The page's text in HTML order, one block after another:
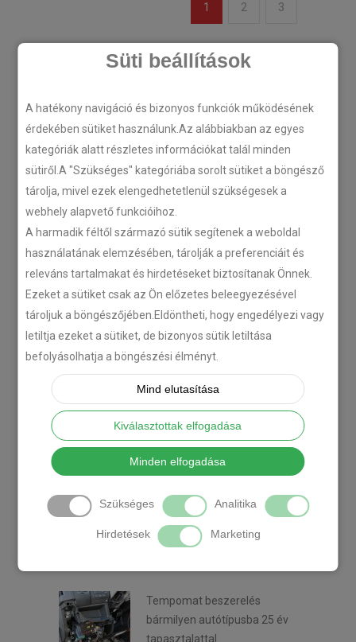
Süti beállítások
A hatékony navigáció és bizonyos funkciók működésének
érdekében sütiket használunk.Az alábbiakban az egyes
kategóriák alatt részletes információkat talál minden
sütiről.A "Szükséges" kategóriába sorolt sütiket a böngésző
tárolja, mivel ezek elengedhetetlenül szükségesek a
webhely alapvető funkcióihoz.
A harmadik féltől származó sütik segítenek a weboldal
használatának elemzésében, tárolják a preferenciáit és
releváns tartalmakat és hirdetéseket biztosítanak Önnek.
Ezeket a sütiket csak az Ön előzetes beleegyezésével
tároljuk a böngészőjében.Eldöntheti, hogy engedélyezi vagy
letiltja ezeket a sütiket, de bizonyos sütik letiltása
befolyásolhatja a böngészési élményt.
Mind elutasítása
Kiválasztottak elfogadása
Minden elfogadása
Szükséges Analitika
Hirdetések Marketing
1 2 3
Plug’n’Play tempomat ISUZU
N-szériás teherautókhoz
2018-07-26
2018-06-12
Citroën C-Zero tempomat
beszerelés
2018-02-14
Legtöbbet olvasott
Utólagos tempomat
beszerelés megfizethető
áron Mazda 3-ba
Tempomat beszerelés
bármilyen autótípusba 25 év
tapasztalattal